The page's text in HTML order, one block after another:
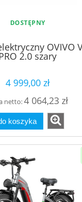
DOSTĘPNY
OVIVO
2.0 szary
4 999,00 zł
netto:4 064,23 zł
koszyka